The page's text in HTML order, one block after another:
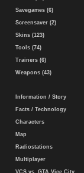
Savegames (6)
Screensaver (2)
Skins (123)
Tools (74)
Trainers (6)
Weapons (43)
Information / Story
Facts / Technology
Characters
Map
Radiostations
Multiplayer
VCS vs. GTA Vice City